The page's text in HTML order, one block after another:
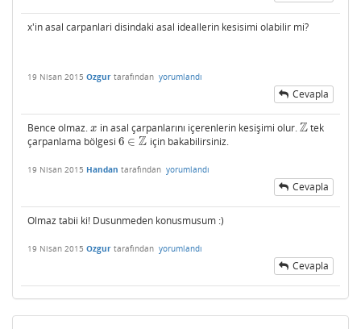
x'in asal carpanlari disindaki asal ideallerin kesisimi olabilir mi?
19 Nisan 2015 Ozgur tarafından yorumlandı
Cevapla
Bence olmaz. x
x in asal çarpanlarını içerenlerin kesişimi olur.Z
Z tek
çarpanlama bölgesi 6 ∈ Z
6 ∈Z için bakabilirsiniz.
19 Nisan 2015 Handan tarafından yorumlandı
Cevapla
Olmaz tabii ki! Dusunmeden konusmusum :)
19 Nisan 2015 Ozgur tarafından yorumlandı
Cevapla